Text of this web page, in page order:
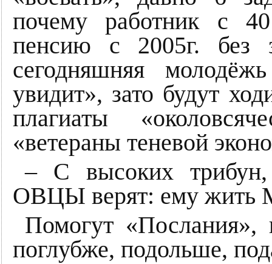
почему работник с
пенсию с 2005г. без
сегодняшняя
увидит», зато будут
плагиаты
«ветераны теневой
– С высоких
ОВЦЫ верят: ему
Помогут
поглубже, подольше,